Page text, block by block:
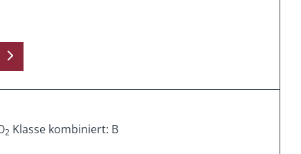
2 Klasse kombiniert: B